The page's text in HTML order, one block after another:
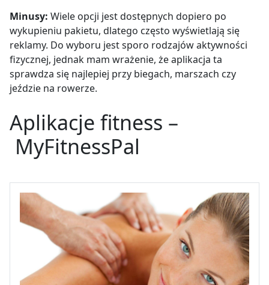
Minusy: Wiele opcji jest dostępnych dopiero po
wykupieniu pakietu, dlatego często wyświetlają się
reklamy. Do wyboru jest sporo rodzajów aktywności
fizycznej, jednak mam wrażenie, że aplikacja ta
sprawdza się najlepiej przy biegach, marszach czy
jeździe na rowerze.
Aplikacje fitness –
MyFitnessPal